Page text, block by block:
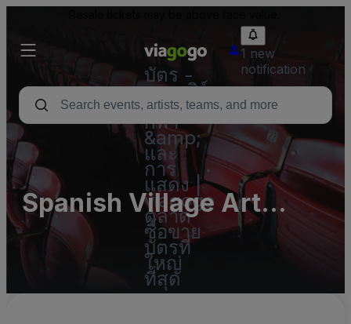
บัตร -
คอนเสิร์ต
บัตร
กีฬา
&amp;
และ
การ
แสดง |
viagogo
ตลาด
ซื้อขาย
บัตรที่
ใหญ่
ที่สุด
1 new
notification
Spanish Village Art
Center